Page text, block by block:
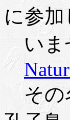
に参
いま
その